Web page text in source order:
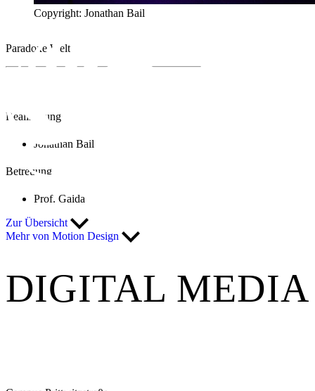
Copyright: Jonathan Bail
Paradoxe Welt
Realisierung
Jonathan Bail
Betreuung
Prof. Gaida
Zur Übersicht
Mehr von Motion Design
DIGITAL MEDIA